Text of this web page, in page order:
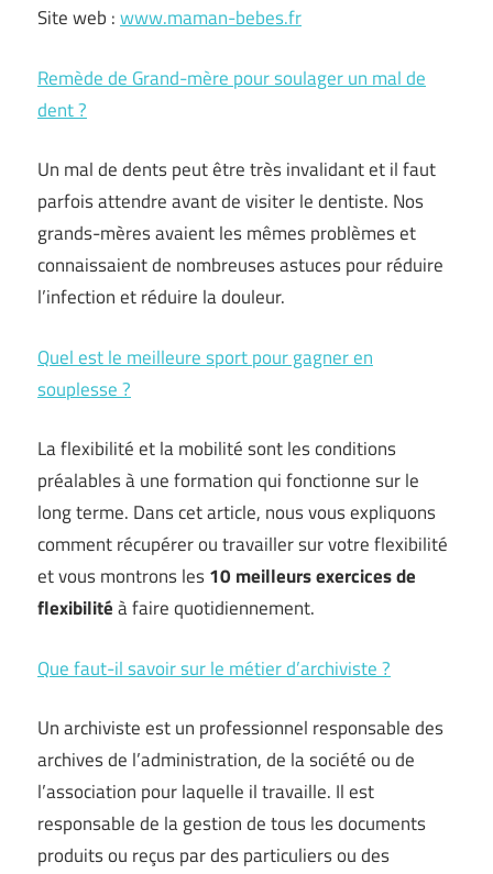
Site web :www.maman-bebes.fr
Remède de Grand-mère pour soulager un mal de
dent ?
Un mal de dents peut être très invalidant et il faut
parfois attendre avant de visiter le dentiste. Nos
grands-mères avaient les mêmes problèmes et
connaissaient de nombreuses astuces pour réduire
l’infection et réduire la douleur.
Quel est le meilleure sport pour gagner en
souplesse ?
La flexibilité et la mobilité sont les conditions
préalables à une formation qui fonctionne sur le
long terme. Dans cet article, nous vous expliquons
comment récupérer ou travailler sur votre flexibilité
et vous montrons les10 meilleurs exercices de
flexibilitéà faire quotidiennement.
Que faut-il savoir sur le métier d’archiviste ?
Un archiviste est un professionnel responsable des
archives de l’administration, de la société ou de
l’association pour laquelle il travaille. Il est
responsable de la gestion de tous les documents
produits ou reçus par des particuliers ou des